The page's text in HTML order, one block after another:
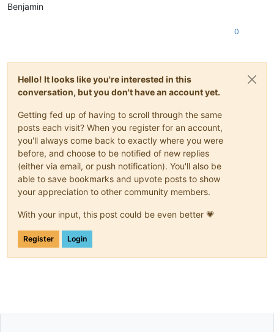
Benjamin
0
Hello! It looks like you're interested in this
conversation, but you don't have an account yet.
Getting fed up of having to scroll through the same
posts each visit? When you register for an account,
you'll always come back to exactly where you were
before, and choose to be notified of new replies
(either via email, or push notification). You'll also be
able to save bookmarks and upvote posts to show
your appreciation to other community members.
With your input, this post could be even better 💗
Register Login